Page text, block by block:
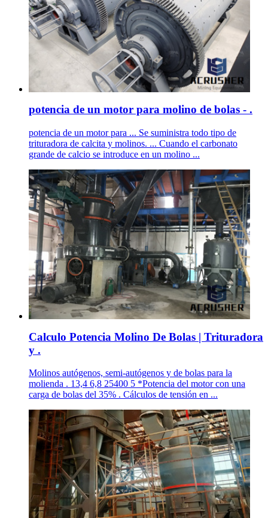
potencia de un motor para molino de bolas - .
potencia de un motor para ... Se suministra todo tipo de
trituradora de calcita y molinos. ... Cuando el carbonato
grande de calcio se introduce en un molino ...
Calculo Potencia Molino De Bolas | Trituradora
y .
Molinos autógenos, semi-autógenos y de bolas para la
molienda . 13,4 6,8 25400 5 *Potencia del motor con una
carga de bolas del 35% . Cálculos de tensión en ...